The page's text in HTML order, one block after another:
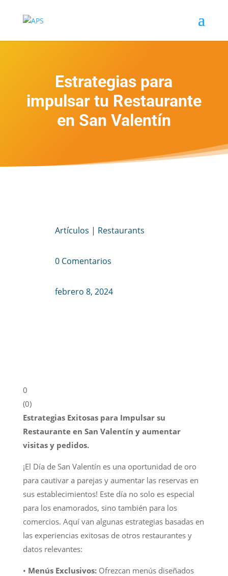
Estrategias para
impulsar tu Restaurante
en San Valentín
Artículos | Restaurants
0 Comentarios
febrero 8, 2024
0
(0)
Estrategias Exitosas para Impulsar su
Restaurante en San Valentín y aumentar
visitas y pedidos.
¡El Día de San Valentín es una oportunidad de oro
para cautivar a parejas y aumentar las reservas en
sus establecimientos! Este día no solo es especial
para los enamorados, sino también para los
comercios. Aquí van algunas estrategias basadas en
las experiencias exitosas de otros restaurantes y
datos relevantes:
• Menús Exclusivos:Ofrezcan menús diseñados